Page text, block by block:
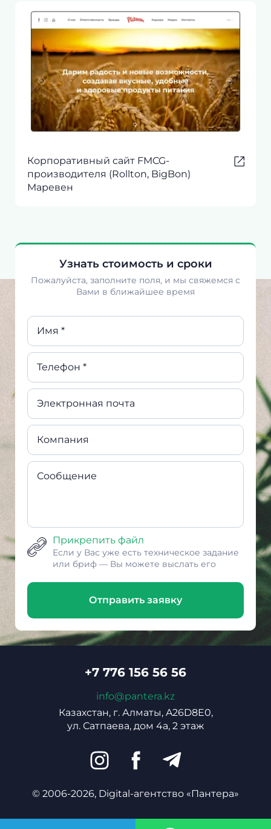
Корпоративный сайт FMCG-
производителя (Rollton, BigBon)
Маревен
Узнать стоимость и сроки
Пожалуйста, заполните поля, и мы свяжемся с
Вами в ближайшее время
Имя *
Телефон *
Электронная почта
Компания
Сообщение
Прикрепить файл
Если у Вас уже есть техническое задание
или бриф — Вы можете выслать его
Отправить заявку
+7 776 156 56 56
info@pantera.kz
Казахстан, г. Алматы, A26D8E0,
ул. Сатпаева, дом 4а, 2 этаж
© 2006-2026, Digital-агентство «Пантера»